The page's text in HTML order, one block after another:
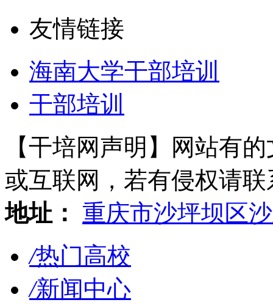
友情链接
海南大学干部培训
干部培训
【干培网声明】网站有
或互联网，若有侵权请联
地址：
重庆市沙坪坝区
/热门高校
/新闻中心